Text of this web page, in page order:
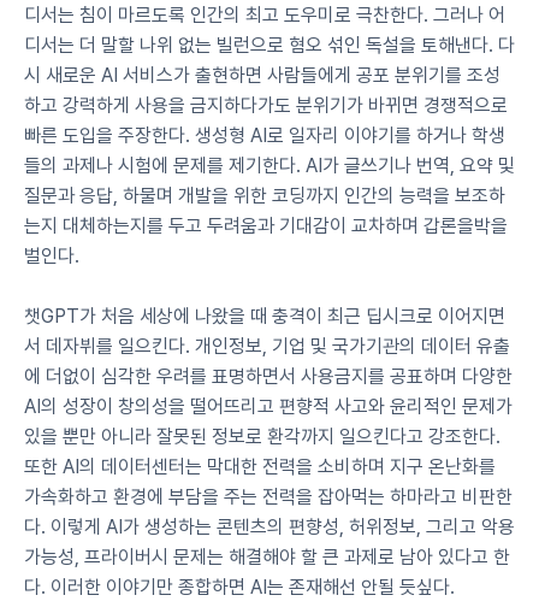
디서는 침이 마르도록 인간의 최고 도우미로 극찬한다. 그러나 어
디서는 더 말할 나위 없는 빌런으로 혐오 섞인 독설을 토해낸다. 다
시 새로운 AI 서비스가 출현하면 사람들에게 공포 분위기를 조성
하고 강력하게 사용을 금지하다가도 분위기가 바뀌면 경쟁적으로
빠른 도입을 주장한다. 생성형 AI로 일자리 이야기를 하거나 학생
들의 과제나 시험에 문제를 제기한다. AI가 글쓰기나 번역, 요약 및
질문과 응답, 하물며 개발을 위한 코딩까지 인간의 능력을 보조하
는지 대체하는지를 두고 두려움과 기대감이 교차하며 갑론을박을
벌인다.
챗GPT가 처음 세상에 나왔을 때 충격이 최근 딥시크로 이어지면
서 데자뷔를 일으킨다. 개인정보, 기업 및 국가기관의 데이터 유출
에 더없이 심각한 우려를 표명하면서 사용금지를 공표하며 다양한
AI의 성장이 창의성을 떨어뜨리고 편향적 사고와 윤리적인 문제가
있을 뿐만 아니라 잘못된 정보로 환각까지 일으킨다고 강조한다.
또한 AI의 데이터센터는 막대한 전력을 소비하며 지구 온난화를
가속화하고 환경에 부담을 주는 전력을 잡아먹는 하마라고 비판한
다. 이렇게 AI가 생성하는 콘텐츠의 편향성, 허위정보, 그리고 악용
가능성, 프라이버시 문제는 해결해야 할 큰 과제로 남아 있다고 한
다. 이러한 이야기만 종합하면 AI는 존재해선 안될 듯싶다.